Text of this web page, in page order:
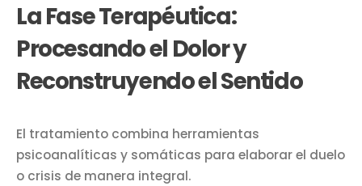
La Fase Terapéutica:
Procesando el Dolor y
Reconstruyendo el Sentido
El tratamiento combina herramientas
psicoanalíticas y somáticas para elaborar el duelo
o crisis de manera integral.